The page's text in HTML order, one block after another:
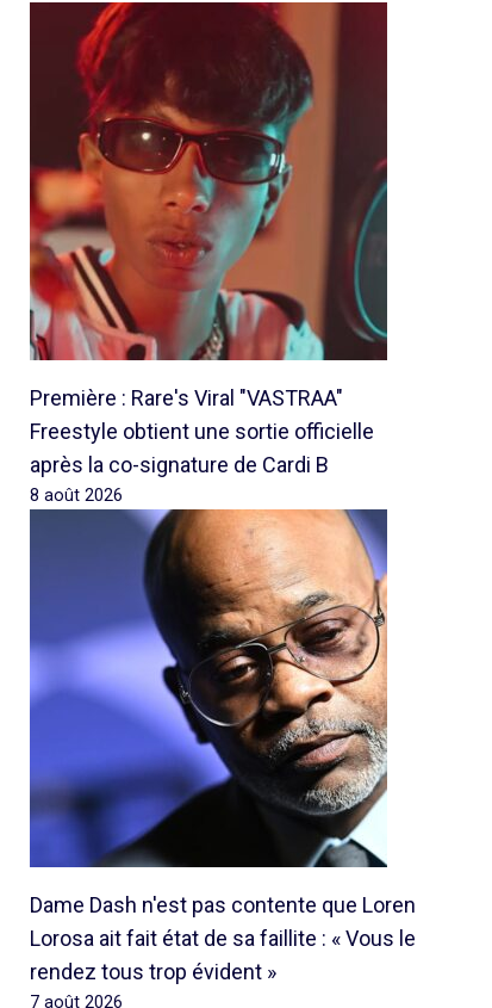
Première : Rare's Viral "VASTRAA"
Freestyle obtient une sortie officielle
après la co-signature de Cardi B
8 août 2026
Dame Dash n'est pas contente que Loren
Lorosa ait fait état de sa faillite : « Vous le
rendez tous trop évident »
7 août 2026